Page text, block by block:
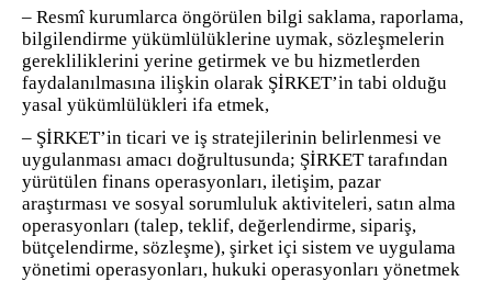
– Resmî kurumlarca öngörülen bilgi saklama, raporlama,
bilgilendirme yükümlülüklerine uymak, sözleşmelerin
gerekliliklerini yerine getirmek ve bu hizmetlerden
faydalanılmasına ilişkin olarak ŞİRKET’in tabi olduğu
yasal yükümlülükleri ifa etmek,
– ŞİRKET’in ticari ve iş stratejilerinin belirlenmesi ve
uygulanması amacı doğrultusunda; ŞİRKET tarafından
yürütülen finans operasyonları, iletişim, pazar
araştırması ve sosyal sorumluluk aktiviteleri, satın alma
operasyonları (talep, teklif, değerlendirme, sipariş,
bütçelendirme, sözleşme), şirket içi sistem ve uygulama
yönetimi operasyonları, hukuki operasyonları yönetmek